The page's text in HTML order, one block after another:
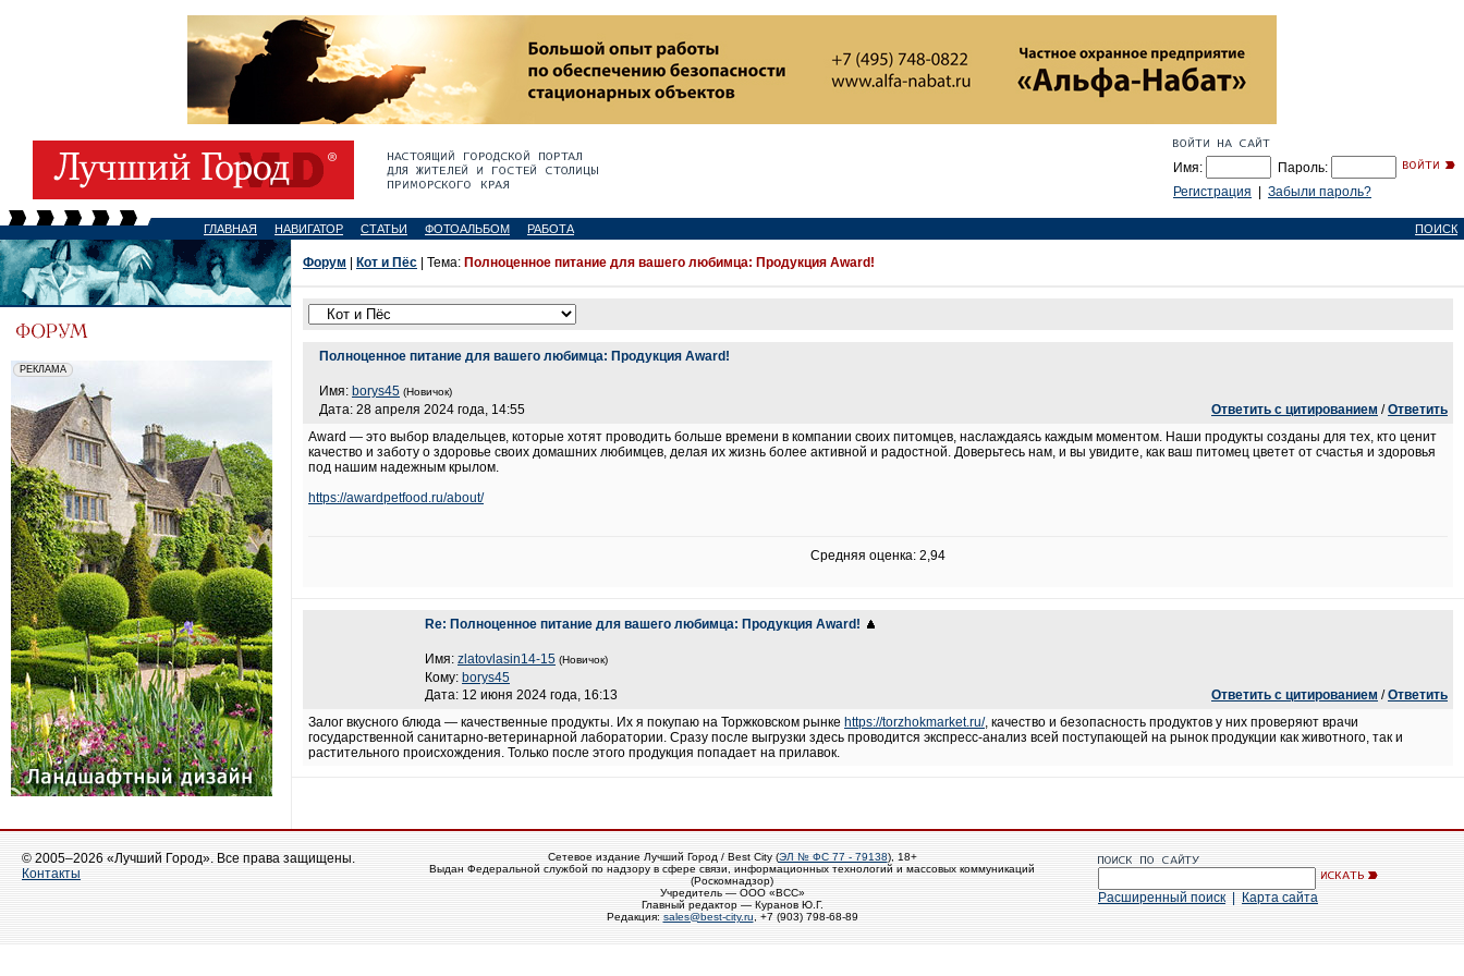
Имя:
Пароль:
Регистрация
Забыли пароль?
ГЛАВНАЯ НАВИГАТОР СТАТЬИ ФОТОАЛЬБОМ РАБОТА ПОИСК
Форум Кот и Пёс | Тема: Полноценное питание для вашего любимца: Продукция Award!
Полноценное питание для вашего любимца: Продукция Award!
Имя: borys45 (Новичок)
Дата: 28 апреля 2024 года, 14:55 Ответить с цитированием /Ответить
Award — это выбор владельцев, которые хотят проводить больше времени в компании своих питомцев, наслаждаясь каждым моментом. Наши продукты созданы для тех, кто ценит
качество и заботу о здоровье своих домашних любимцев, делая их жизнь более активной и радостной. Доверьтесь нам, и вы увидите, как ваш питомец цветет от счастья и здоровья
под нашим надежным крылом.
https://awardpetfood.ru/about/
Средняя оценка: 2,94
Re: Полноценное питание для вашего любимца: Продукция Award!
Имя: zlatovlasin14-15 (Новичок)
Кому: borys45
Дата: 12 июня 2024 года, 16:13
Ответить с цитированием /Ответить
Залог вкусного блюда — качественные продукты. Их я покупаю на Торжковском рынке https://torzhokmarket.ru/, качество и безопасность продуктов у них проверяют врачи
государственной санитарно-ветеринарной лаборатории. Сразу после выгрузки здесь проводится экспресс-анализ всей поступающей на рынок продукции как животного, так и
растительного происхождения. Только после этого продукция попадает на прилавок.
© 2005–2026 «Лучший Город». Все права защищены.
Контакты
Сетевое издание Лучший Город / Best City (ЭЛ № ФС 77 - 79138), 18+
Выдан Федеральной службой по надзору в сфере связи, информационных технологий и массовых коммуникаций
(Роскомнадзор)
Учредитель — ООО «ВСС»
Главный редактор — Куранов Ю.Г.
Редакция: sales@best-city.ru , +7 (903) 798-68-89
Расширенный поиск Карта сайта